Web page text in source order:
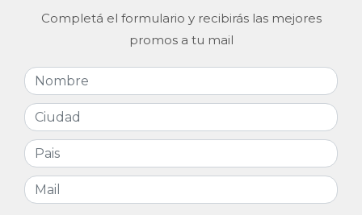
Completá el formulario y recibirás las mejores
promos a tu mail